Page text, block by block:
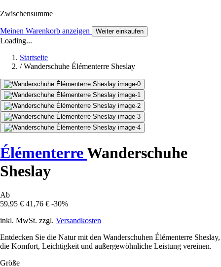
Zwischensumme
Meinen Warenkorb anzeigen Weiter einkaufen
Loading...
Startseite
/ Wanderschuhe Élémenterre Sheslay
ÉlémenterreWanderschuhe
Sheslay
Ab
59,95 € 41,76 € -30%
inkl. MwSt. zzgl. Versandkosten
Entdecken Sie die Natur mit den Wanderschuhen Élémenterre Sheslay,
die Komfort, Leichtigkeit und außergewöhnliche Leistung vereinen.
Größe